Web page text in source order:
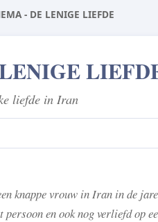
- DE LENIGE LIEFDE
liefde in Iran
knappe vrouw in Iran in de
persoon en ook nog verliefd op